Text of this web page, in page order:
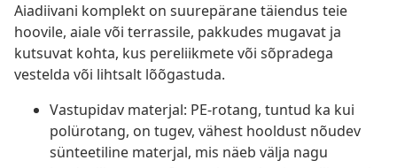
Aiadiivani komplekt on suurepärane täiendus teie
hoovile, aiale või terrassile, pakkudes mugavat ja
kutsuvat kohta, kus pereliikmete või sõpradega
vestelda või lihtsalt lõõgastuda.
Vastupidav materjal: PE-rotang, tuntud ka kui
polürotang, on tugev, vähest hooldust nõudev
sünteetiline materjal, mis näeb välja nagu